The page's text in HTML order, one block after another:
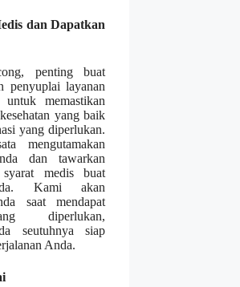
dan Dapatkan
penting buat
penyuplai layanan
memastikan
yang baik
yang diperlukan.
mengutamakan
dan tawarkan
medis buat
Kami akan
saat mendapat
diperlukan,
seutuhnya siap
Anda.